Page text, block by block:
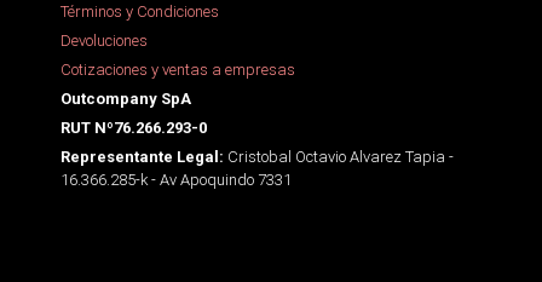
Términos y Condiciones
Devoluciones
Cotizaciones y ventas a empresas
Outcompany SpA
RUT Nº76.266.293-0
Representante Legal: Cristobal Octavio Alvarez Tapia -
16.366.285-k - Av Apoquindo 7331